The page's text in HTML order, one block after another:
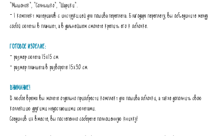
"Мышонок", "Солнышко", "Шарики".
- 1 комплект материалов с инструкцией для пошива переплета. Благодаря переплету, вы объедините между
собой сюжеты в планшет, а в дальнейшем сможете крепить его к обложке.
ГОТОВОЕ ИЗДЕЛИЕ:
- размер сюжета 15х15 см
- размер планшета в развороте 15х30 см
ВНИМАНИЕ!
В любое время вы можете отдельно приобрести комплект для пошива обложки, а также дополнить свою
коллекцию другими недостающими сюжетами.
Соединив их вместе, вы постепенно соберете полноценную книжку!